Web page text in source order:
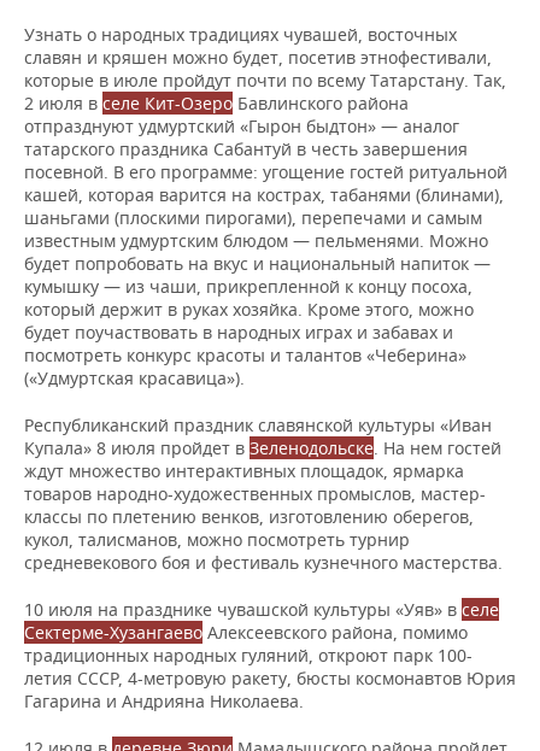
Узнать о народных традициях чувашей, восточных
славян и кряшен можно будет, посетив этнофестивали,
которые в июле пройдут почти по всему Татарстану. Так,
2 июля в селе Кит-Озеро Бавлинского района
отпразднуют удмуртский «Гырон быдтон» — аналог
татарского праздника Сабантуй в честь завершения
посевной. В его программе: угощение гостей ритуальной
кашей, которая варится на кострах, табанями (блинами),
шаньгами (плоскими пирогами), перепечами и самым
известным удмуртским блюдом — пельменями. Можно
будет попробовать на вкус и национальный напиток —
кумышку — из чаши, прикрепленной к концу посоха,
который держит в руках хозяйка. Кроме этого, можно
будет поучаствовать в народных играх и забавах и
посмотреть конкурс красоты и талантов «Чеберина»
(«Удмуртская красавица»).
Республиканский праздник славянской культуры «Иван
Купала» 8 июля пройдет в Зеленодольске. На нем гостей
ждут множество интерактивных площадок, ярмарка
товаров народно-художественных промыслов, мастер-
классы по плетению венков, изготовлению оберегов,
кукол, талисманов, можно посмотреть турнир
средневекового боя и фестиваль кузнечного мастерства.
10 июля на празднике чувашской культуры «Уяв» в селе
Сектерме-Хузангаево Алексеевского района, помимо
традиционных народных гуляний, откроют парк 100-
летия СССР, 4-метровую ракету, бюсты космонавтов Юрия
Гагарина и Андрияна Николаева.